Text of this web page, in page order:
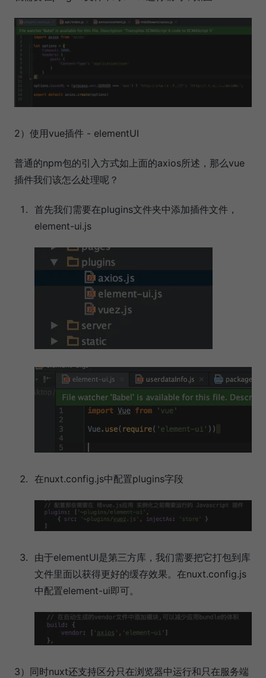
2）使用vue插件 - elementUI
普通的npm包的引入方式如上面的axios所述，那么vue
插件我们该怎么处理呢？
首先我们需要在plugins文件夹中添加插件文件，
element-ui.js
在nuxt.config.js中配置plugins字段
由于elementUI是第三方库，我们需要把它打包到库
文件里面以获得更好的缓存效果。在nuxt.config.js
中配置element-ui即可。
3）同时nuxt还支持区分只在浏览器中运行和只在服务端